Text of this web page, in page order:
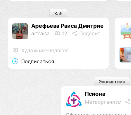
Арефьева Раиса Дмитриевна
artraisa 12 Поделиться
Художник-педагог
Подписаться
Хаб
Псиона
Метаорганизм
Экосистема